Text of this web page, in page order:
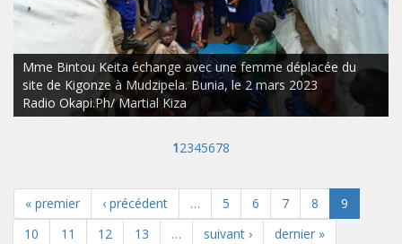
Mme Bintou Keita échange avec une femme déplacée du
site de Kigonze à Mudzipela. Bunia, le 2 mars 2023
Radio Okapi.Ph/ Martial Kiza
12345678
« premier ‹ précédent … 5 6 7 8
9
10
11 12 13 … suivant › dernier »